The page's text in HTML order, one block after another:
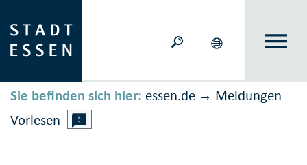
Sie befinden sich hier: essen.de → Meldungen
Vorlesen